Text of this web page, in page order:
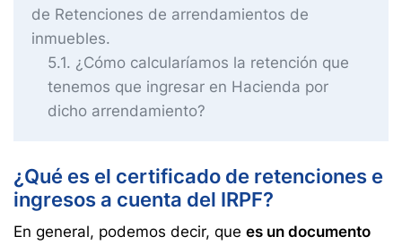
de Retenciones de arrendamientos de
inmuebles.
5.1 ¿Cómo calcularíamos la retención que
tenemos que ingresar en Hacienda por
dicho arrendamiento?
¿Qué es el certificado de retenciones e
ingresos a cuenta del IRPF?
En general, podemos decir, que es un documento